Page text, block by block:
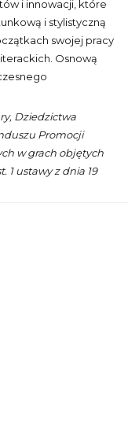
i innowacji, które
i stylistyczną
swojej pracy
Osnową
Dziedzictwa
Promocji
w grach objętych
1 ustawy z dnia 19